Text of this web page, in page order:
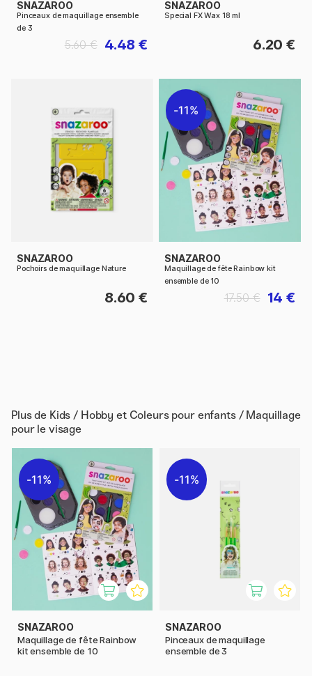
SNAZAROO
Pinceaux de maquillage ensemble
de 3
4.48 €
5.60 €
SNAZAROO
Special FX Wax 18 ml
6.20 €
SNAZAROO
Pochoirs de maquillage Nature
8.60 €
11%
SNAZAROO
Maquillage de fête Rainbow kit
ensemble de 10
14 €
17.50 €
Plus de Kids / Hobby et Coleurs pour enfants / Maquillage
pour le visage
11%
SNAZAROO
Maquillage de fête Rainbow
kit ensemble de 10
11%
SNAZAROO
Pinceaux de maquillage
ensemble de 3